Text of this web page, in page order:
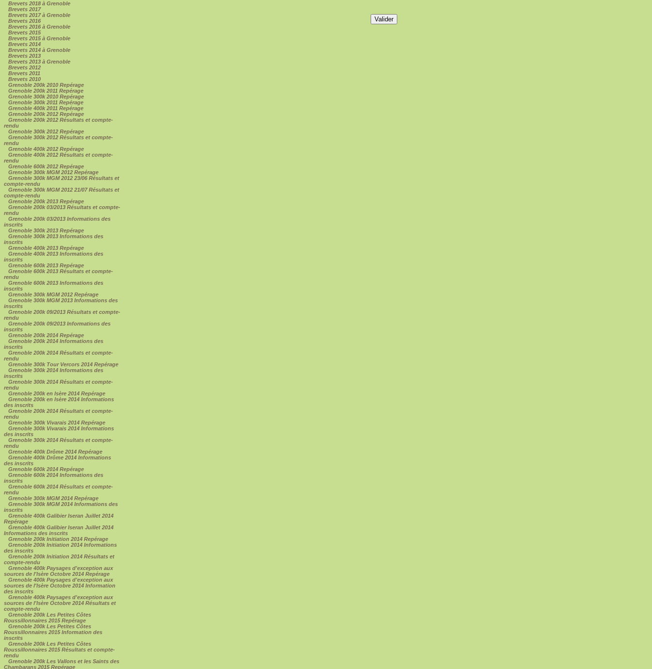
Brevets 2018 à Grenoble
Brevets 2017
Brevets 2017 à Grenoble
Brevets 2016
Brevets 2016 à Grenoble
Brevets 2015
Brevets 2015 à Grenoble
Brevets 2014
Brevets 2014 à Grenoble
Brevets 2013
Brevets 2013 à Grenoble
Brevets 2012
Brevets 2011
Brevets 2010
Grenoble 200k 2010 Repérage
Grenoble 200k 2011 Repérage
Grenoble 300k 2010 Repérage
Grenoble 300k 2011 Repérage
Grenoble 400k 2011 Repérage
Grenoble 200k 2012 Repérage
Grenoble 200k 2012 Résultats et compte-
rendu
Grenoble 300k 2012 Repérage
Grenoble 300k 2012 Résultats et compte-
rendu
Grenoble 400k 2012 Repérage
Grenoble 400k 2012 Résultats et compte-
rendu
Grenoble 600k 2012 Repérage
Grenoble 300k MGM 2012 Repérage
Grenoble 300k MGM 2012 23/06 Résultats et
compte-rendu
Grenoble 300k MGM 2012 21/07 Résultats et
compte-rendu
Grenoble 200k 2013 Repérage
Grenoble 200k 03/2013 Résultats et compte-
rendu
Grenoble 200k 03/2013 Informations des
inscrits
Grenoble 300k 2013 Repérage
Grenoble 300k 2013 Informations des
inscrits
Grenoble 400k 2013 Repérage
Grenoble 400k 2013 Informations des
inscrits
Grenoble 600k 2013 Repérage
Grenoble 600k 2013 Résultats et compte-
rendu
Grenoble 600k 2013 Informations des
inscrits
Grenoble 300k MGM 2012 Repérage
Grenoble 300k MGM 2013 Informations des
inscrits
Grenoble 200k 09/2013 Résultats et compte-
rendu
Grenoble 200k 09/2013 Informations des
inscrits
Grenoble 200k 2014 Repérage
Grenoble 200k 2014 Informations des
inscrits
Grenoble 200k 2014 Résultats et compte-
rendu
Grenoble 300k Tour Vercors 2014 Repérage
Grenoble 300k 2014 Informations des
inscrits
Grenoble 300k 2014 Résultats et compte-
rendu
Grenoble 200k en Isère 2014 Repérage
Grenoble 200k en Isère 2014 Informations
des inscrits
Grenoble 200k 2014 Résultats et compte-
rendu
Grenoble 300k Vivarais 2014 Repérage
Grenoble 300k Vivarais 2014 Informations
des inscrits
Grenoble 300k 2014 Résultats et compte-
rendu
Grenoble 400k Drôme 2014 Repérage
Grenoble 400k Drôme 2014 Informations
des inscrits
Grenoble 600k 2014 Repérage
Grenoble 600k 2014 Informations des
inscrits
Grenoble 600k 2014 Résultats et compte-
rendu
Grenoble 300k MGM 2014 Repérage
Grenoble 300k MGM 2014 Informations des
inscrits
Grenoble 400k Galibier Iseran Juillet 2014
Repérage
Grenoble 400k Galibier Iseran Juillet 2014
Informations des inscrits
Grenoble 200k Initiation 2014 Repérage
Grenoble 200k Initiation 2014 Informations
des inscrits
Grenoble 200k Initiation 2014 Résultats et
compte-rendu
Grenoble 400k Paysages d'exception aux
sources de l'Isère Octobre 2014 Repérage
Grenoble 400k Paysages d'exception aux
sources de l'Isère Octobre 2014 Information
des inscrits
Grenoble 400k Paysages d'exception aux
sources de l'Isère Octobre 2014 Résultats et
compte-rendu
Grenoble 200k Les Petites Côtes
Roussillonnaires 2015 Repérage
Grenoble 200k Les Petites Côtes
Roussillonnaires 2015 Information des
inscrits
Grenoble 200k Les Petites Côtes
Roussillonnaires 2015 Résultats et compte-
rendu
Grenoble 200k Les Vallons et les Saints des
Chambarans 2015 Repérage